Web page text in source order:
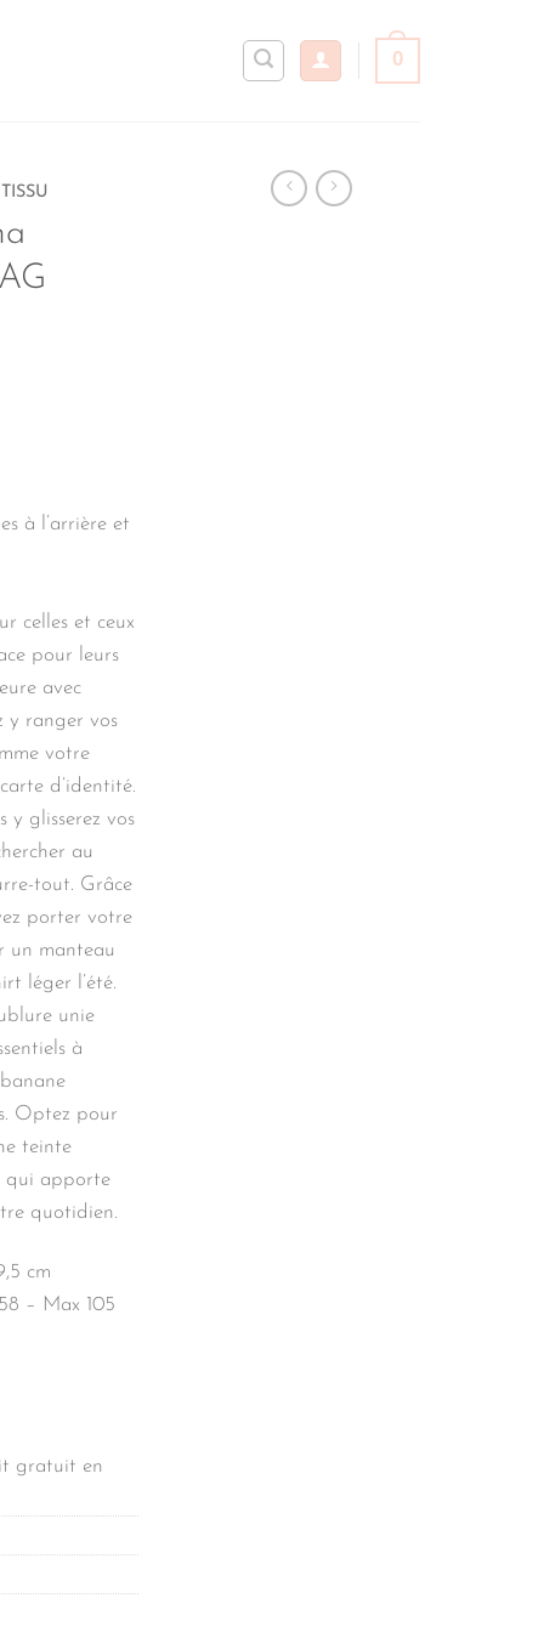
0
à l’arrière et
celles et ceux
pour leurs
avec
y ranger vos
votre
d’identité.
y glisserez vos
au
tout. Grâce
porter votre
un manteau
léger l’été.
unie
à
Optez pour
teinte
qui apporte
quotidien.
cm
– Max 105
gratuit en